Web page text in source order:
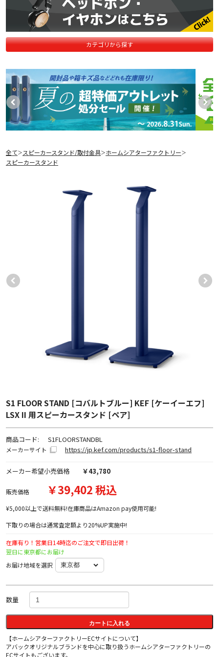
カテゴリから探す
全て＞ スピーカースタンド/取付金具＞ホームシアターファクトリー＞
スピーカースタンド
S1 FLOOR STAND [コバルトブルー] KEF [ケーイーエフ]
LSX II 用スピーカースタンド [ペア]
商品コード: S1FLOORSTANDBL
メーカーサイト https://jp.kef.com/products/s1-floor-stand
メーカー希望小売価格 ￥43,780
販売価格 ￥39,402 税込
¥5,000以上で送料無料!在庫商品はAmazon pay使用可能!
下取りの場合は通常査定額より20%UP実施中!
在庫有り！営業日14時迄のご注文で即日出荷！
翌日に東京都にお届け
お届け地域を選択
数量
カートに入れる
【ホームシアターファクトリーECサイトについて】
アバックオリジナルブランドを中心に取り扱うホームシアターファクトリーの
ECサイトもございます。